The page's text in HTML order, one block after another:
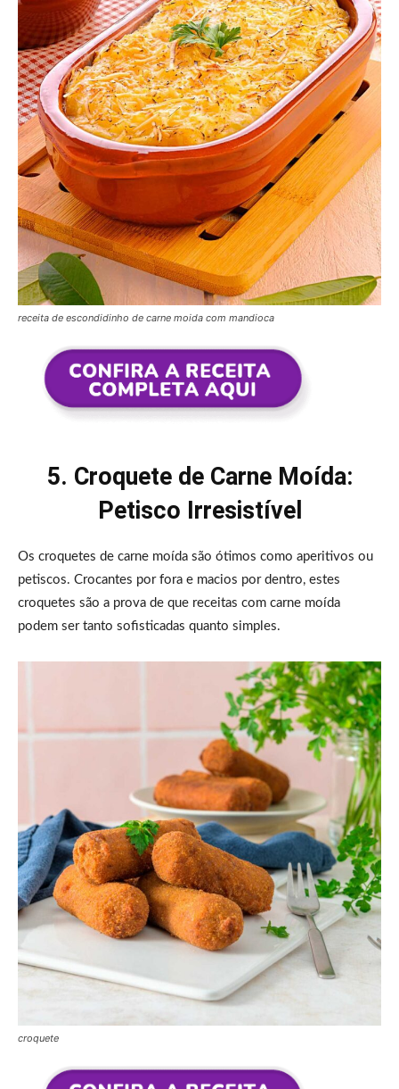
receita de escondidinho de carne moida com mandioca
5. Croquete de Carne Moída:
Petisco Irresistível
Os croquetes de carne moída são ótimos como aperitivos ou
petiscos. Crocantes por fora e macios por dentro, estes
croquetes são a prova de que receitas com carne moída
podem ser tanto sofisticadas quanto simples.
croquete